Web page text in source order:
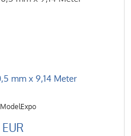
mm x 9,14 Meter
ModelExpo